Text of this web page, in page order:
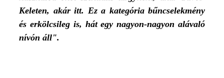
Keleten, akár itt. Ez a kategória bűncselekmény
és erkölcsileg is, hát egy nagyon-nagyon alávaló
nívón áll".